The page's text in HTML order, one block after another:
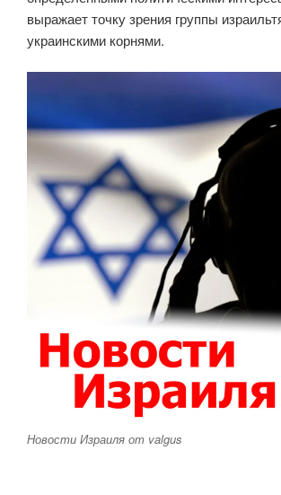
выражает точку зрения группы
украинскими корнями.
Новости Израиля от valgus